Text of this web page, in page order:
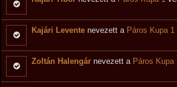
Kajári Levente nevezett a Páros Kupa 1
Zoltán Halengár nevezett a Páros Kupa